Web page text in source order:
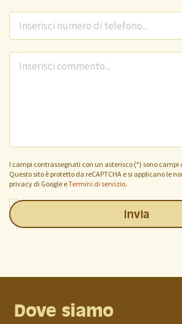
Commento *
I campi contrassegnati con un asterisco (*) sono campi
Questo sito è protetto da reCAPTCHA e si applicano le
privacy di Google eTermini di servizio.
Ho preso visione delledisposizioni in materia di
Invia
Dove siamo